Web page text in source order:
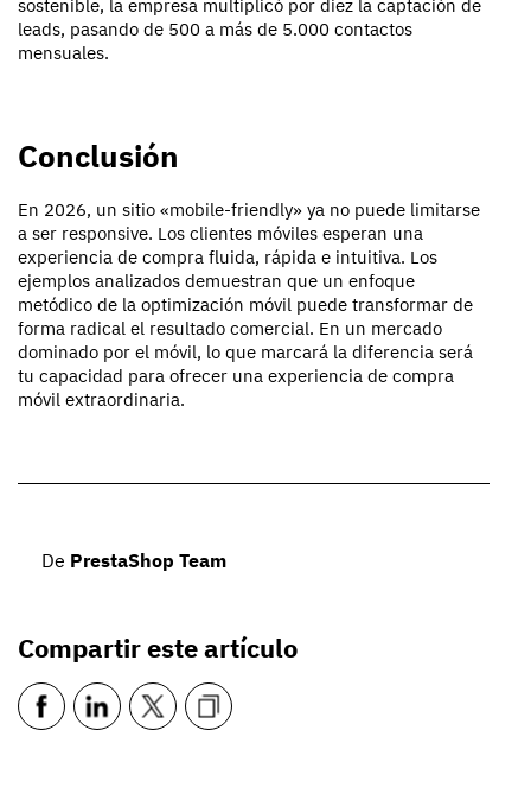
sostenible, la empresa multiplicó por diez la captación de
leads, pasando de 500 a más de 5.000 contactos
mensuales.
Conclusión
En 2026, un sitio «mobile-friendly» ya no puede limitarse
a ser responsive. Los clientes móviles esperan una
experiencia de compra fluida, rápida e intuitiva. Los
ejemplos analizados demuestran que un enfoque
metódico de la optimización móvil puede transformar de
forma radical el resultado comercial. En un mercado
dominado por el móvil, lo que marcará la diferencia será
tu capacidad para ofrecer una experiencia de compra
móvil extraordinaria.
De PrestaShop Team
Compartir este artículo